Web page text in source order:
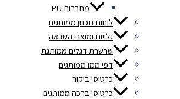
מחברות PU
לוחות תכנון ממותגים
גלויות ומוצרי השראה
שרשרת דגלים ממותגת
דפי ממו ממותגים
כרטיסי ביקור
כרטיסי ברכה ממותגים